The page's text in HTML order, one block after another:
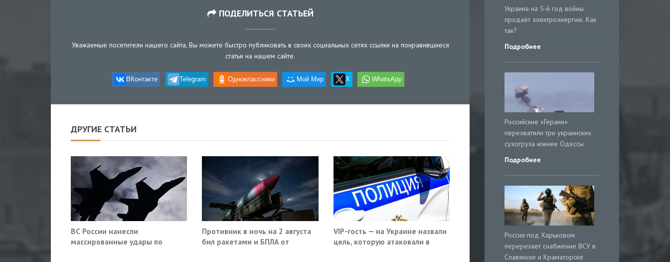
ПОДЕЛИТЬСЯ СТАТЬЕЙ
Уважаемые посетители нашего сайта, Вы можете быстро публиковать в своих социальных сетях ссылки на понравившиеся
статьи на нашем сайте.
ВКонтакте Telegram Одноклассники Мой Мир X WhatsApp
ДРУГИЕ СТАТЬИ
ВС России нанесли
массированные удары по
Противник в ночь на 2 августа
бил ракетами и БПЛА от
VIP-гость — на Украине назвали
цель, которую атаковали в
Украина на 5-й год войны
продаёт электроэнергию. Как
так?
Подробнее
Российские «Герани»
перехватили три украинских
сухогруза южнее Одессы
Подробнее
Россия под Харьковом
перерезает снабжение ВСУ в
Славянске и Краматорске